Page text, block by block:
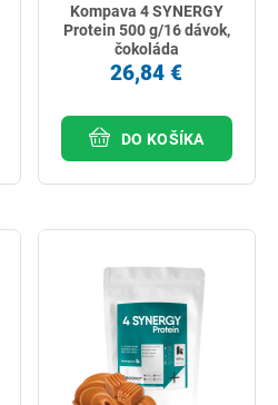
Kompava 4 SYNERGY
Protein 500 g/16 dávok,
čokoláda
26,84 €
DO KOŠÍKA